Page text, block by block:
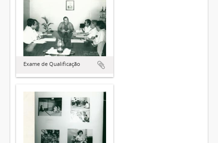
Exame de Qualificação